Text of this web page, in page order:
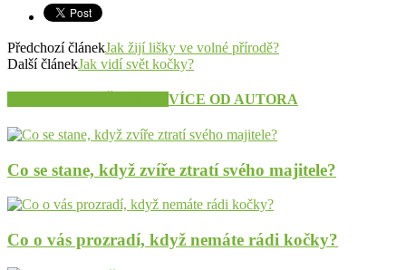
Předchozí článekJak žijí lišky ve volné přírodě?
Další článekJak vidí svět kočky?
VÍCE OD AUTORA
Co se stane, když zvíře ztratí svého majitele?
Co o vás prozradí, když nemáte rádi kočky?